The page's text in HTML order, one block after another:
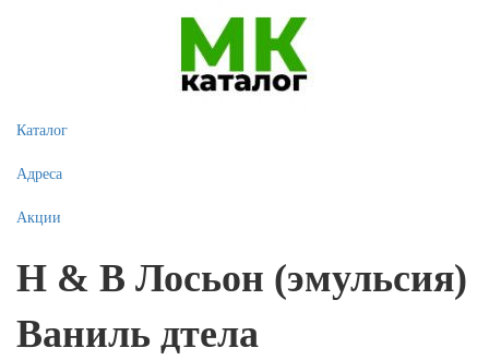
Каталог
Адреса
Акции
H & B Лосьон (эмульсия)
Ваниль дтела